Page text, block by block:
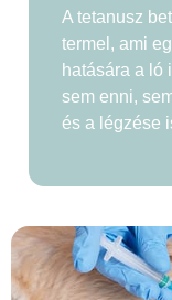
A tetanusz
termel, ami
hatására a ló
sem enni,
és a légzése